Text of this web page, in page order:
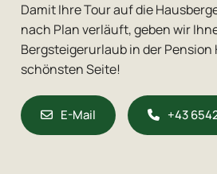
Damit Ihre Tour auf die
nach Plan verläuft, geben wir
Bergsteigerurlaub in der
schönsten Seite!
E-Mail +43